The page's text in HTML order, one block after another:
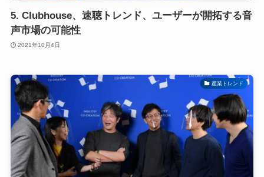
5. Clubhouse、速聴トレンド、ユーザーが開拓する音
声市場の可能性
2021年10月4日
産業トレンド